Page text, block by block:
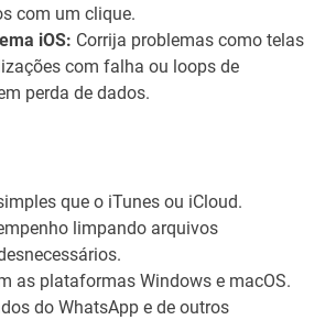
com um clique.
iOS: Corrija problemas como telas
com falha ou loops de
perda de dados.
que o iTunes ou iCloud.
limpando arquivos
as plataformas Windows e macOS.
do WhatsApp e de outros